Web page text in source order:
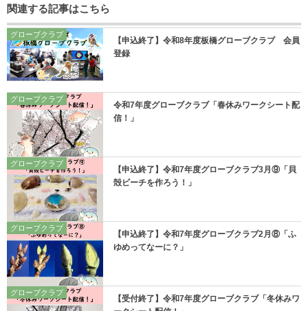
関連する記事はこちら
グローブクラブ
【申込終了】令和8年度板橋グローブクラブ 会員
登録
グローブクラブ
令和7年度グローブクラブ「春休みワークシート配
信！」
グローブクラブ
【申込終了】令和7年度グローブクラブ3月⑨「貝
殻ビーチを作ろう！」
グローブクラブ
【申込終了】令和7年度グローブクラブ2月⑧「ふ
ゆめってなーに？」
グローブクラブ
【受付終了】令和7年度グローブクラブ「冬休みワ